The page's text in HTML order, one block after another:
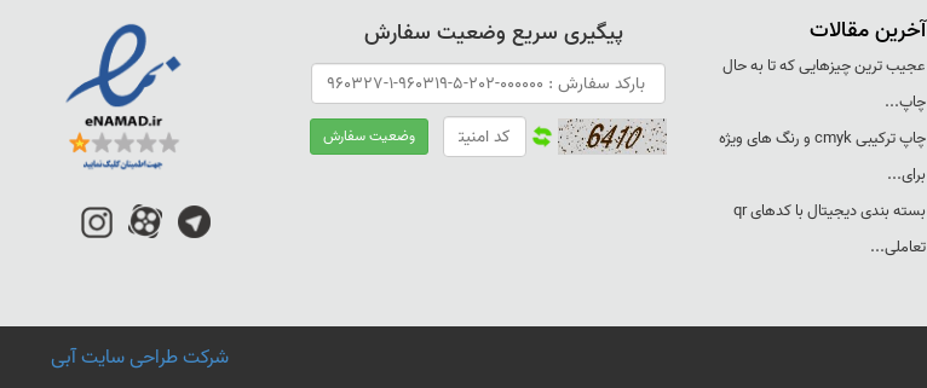
آخرین مقالات
عجيب ترين چيزهايی که تا به حال
چاپ...
چاپ ترکيبی cmyk و رنگ های ويژه
برای...
بسته بندی ديجيتال با کدهای qr
تعاملی...
پیگیری سریع وضعیت سفارش
شرکت طراحی سایت آبی